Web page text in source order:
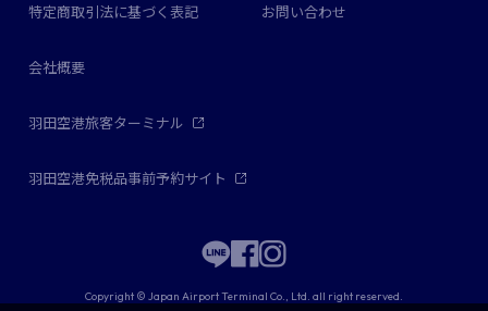
特定商取引法に基づく表記 お問い合わせ
会社概要
羽田空港旅客ターミナル
羽田空港免税品事前予約サイト
Copyright © Japan Airport Terminal Co., Ltd. all right reserved.